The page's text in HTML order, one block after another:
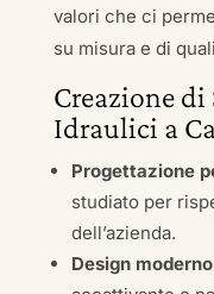
valori che ci
su misura e di
Creazione
Idraulici a
Progettazione
studiato per
dell’azienda.
Design